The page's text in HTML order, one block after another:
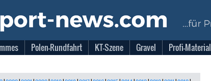
Polen-Rundfahrt KT-Szene Gravel Profi-Material